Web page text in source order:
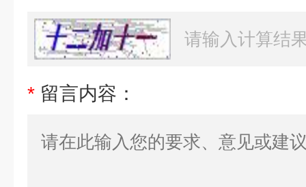
* 留言内容：